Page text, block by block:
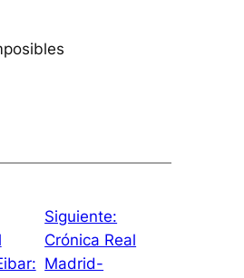
Siguiente:
Crónica Real
Madrid-